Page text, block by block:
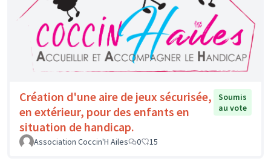
Création d'une aire de jeux sécurisée,
en extérieur, pour des enfants en
situation de handicap.
Soumis
au vote
Association Coccin'H Ailes 0 15